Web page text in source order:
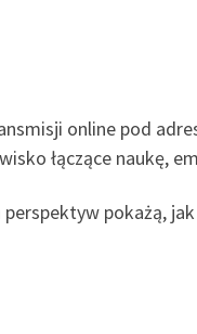
online pod
łączące naukę,
pokażą,